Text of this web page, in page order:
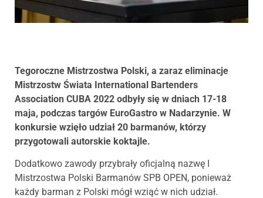
Tegoroczne Mistrzostwa Polski, a zaraz eliminacje
Mistrzostw Świata International Bartenders
Association CUBA 2022 odbyły się w dniach 17-18
maja, podczas targów EuroGastro w Nadarzynie. W
konkursie wzięło udział 20 barmanów, którzy
przygotowali autorskie koktajle.
Dodatkowo zawody przybrały oficjalną nazwę I
Mistrzostwa Polski Barmanów SPB OPEN, ponieważ
każdy barman z Polski mógł wziąć w nich udział.